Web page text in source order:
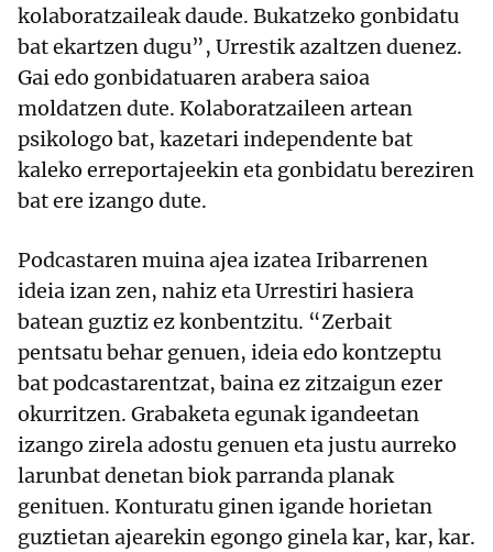
kolaboratzaileak daude. Bukatzeko gonbidatu
bat ekartzen dugu”, Urrestik azaltzen duenez.
Gai edo gonbidatuaren arabera saioa
moldatzen dute. Kolaboratzaileen artean
psikologo bat, kazetari independente bat
kaleko erreportajeekin eta gonbidatu bereziren
bat ere izango dute.
Podcastaren muina ajea izatea Iribarrenen
ideia izan zen, nahiz eta Urrestiri hasiera
batean guztiz ez konbentzitu. “Zerbait
pentsatu behar genuen, ideia edo kontzeptu
bat podcastarentzat, baina ez zitzaigun ezer
okurritzen. Grabaketa egunak igandeetan
izango zirela adostu genuen eta justu aurreko
larunbat denetan biok parranda planak
genituen. Konturatu ginen igande horietan
guztietan ajearekin egongo ginela kar, kar, kar.